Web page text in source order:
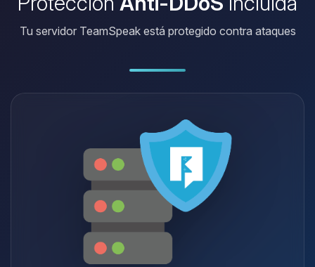
Tu servidor TeamSpeak está protegido contra ataques